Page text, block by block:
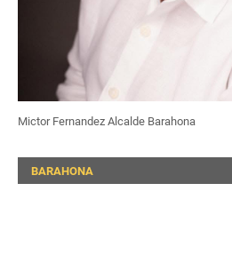
Mictor Fernandez Alcalde Barahona
BARAHONA